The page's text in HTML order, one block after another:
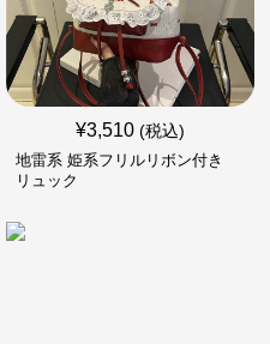
¥3,510 (税込)
地雷系 姫系フリルリボン付き
リュック